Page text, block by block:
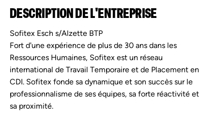
DESCRIPTION DE L'ENTREPRISE
Sofitex Esch s/Alzette BTP
Fort d'une expérience de plus de 30 ans dans les
Ressources Humaines, Sofitex est un réseau
international de Travail Temporaire et de Placement en
CDI. Sofitex fonde sa dynamique et son succès sur le
professionnalisme de ses équipes, sa forte réactivité et
sa proximité.